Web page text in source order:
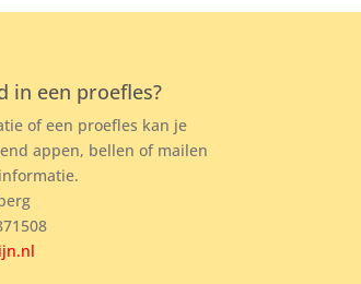
in een proefles?
of een proefles kan je
appen, bellen of mailen